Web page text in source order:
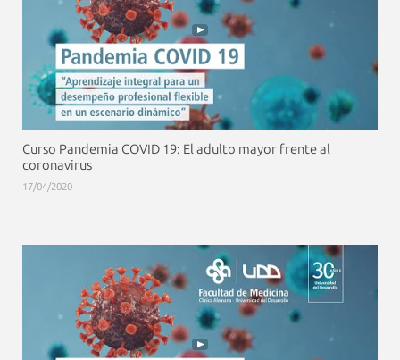
Curso Pandemia COVID 19: El adulto mayor frente al
coronavirus
17/04/2020